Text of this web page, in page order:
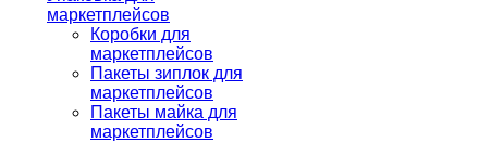
маркетплейсов
Коробки для
маркетплейсов
Пакеты зиплок для
маркетплейсов
Пакеты майка для
маркетплейсов